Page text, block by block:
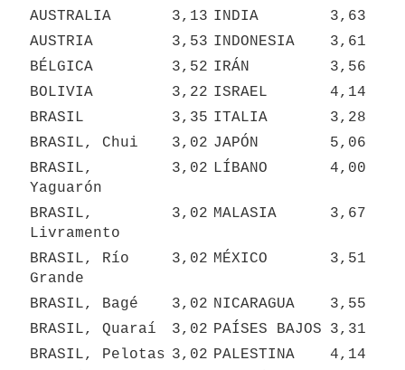
AUSTRALIA
3,13 INDIA
3,63
AUSTRIA
3,53 INDONESIA
3,61
BÉLGICA
3,52 IRÁN
3,56
BOLIVIA
3,22 ISRAEL
4,14
BRASIL
3,35 ITALIA
3,28
BRASIL, Chui
3,02 JAPÓN
5,06
BRASIL,
Yaguarón
3,02 LÍBANO 4,00
BRASIL,
Livramento
3,02 MALASIA 3,67
BRASIL, Río
Grande
3,02 MÉXICO 3,51
BRASIL, Bagé 3,02 NICARAGUA
3,55
BRASIL, Quaraí
3,02 PAÍSES BAJOS
3,31
BRASIL, Pelotas 3,02 PALESTINA
4,14